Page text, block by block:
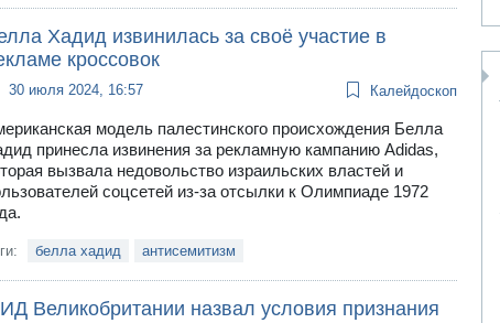
Хадид извинилась за своё участие в
кроссовок
30 июля 2024, 16:57 Калейдоскоп
модель палестинского происхождения Белла
принесла извинения за рекламную кампанию Adidas,
вызвала недовольство израильских властей и
соцсетей из-за отсылки к Олимпиаде 1972
белла хадид антисемитизм
Великобритании назвал условия признания